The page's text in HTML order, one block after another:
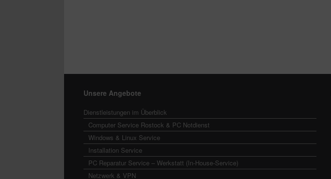
Unsere Angebote
Dienstleistungen im Überblick
Computer Service Rostock & PC Notdienst
Windows & Linux Service
Installation Service
PC Reparatur Service – Werkstatt (In-House-Service)
Netzwerk & VPN